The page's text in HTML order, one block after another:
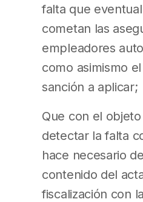
falta que
cometan las
empleadores
como asimismo
sanción a aplicar;
Que con el
detectar la falta
hace necesario
contenido del
fiscalización con